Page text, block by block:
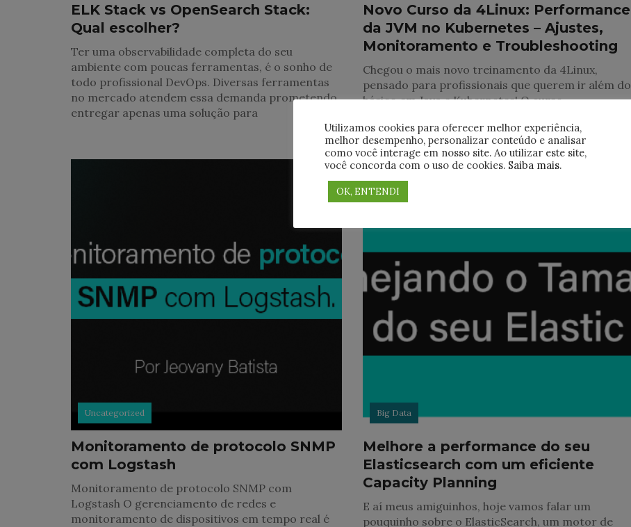
ELK Stack vs OpenSearch Stack:
Qual escolher?
Ter uma observabilidade completa do seu
ambiente com poucas ferramentas, é o sonho de
todo profissional DevOps. Diversas ferramentas
no mercado atendem essa demanda prometendo
entregar apenas uma solução para
Novo Curso da 4Linux: Performance
da JVM no Kubernetes – Ajustes,
Monitoramento e Troubleshooting
Chegou o mais novo treinamento da 4Linux,
pensado para profissionais que querem ir além do
básico em Java e Kubernetes! O curso
Monitoramento e
Uncategorized
Monitoramento de protocolo SNMP
com Logstash
Monitoramento de protocolo SNMP com
Logstash O gerenciamento de redes e
monitoramento de dispositivos em tempo real é
Big Data
Melhore a performance do seu
Elasticsearch com um eficiente
Capacity Planning
E aí meus amiguinhos, hoje vamos falar um
pouquinho sobre o ElasticSearch, um motor de
Utilizamos cookies para oferecer melhor experiência,
melhor desempenho, personalizar conteúdo e analisar
como você interage em nosso site. Ao utilizar este site,
você concorda com o uso de cookies. Saiba mais.
OK, ENTENDI